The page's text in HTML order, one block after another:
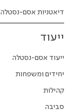
דיאטניות אסם-נסטלה
ייעוד
ייעוד אסם-נסטלה
יחידים ומשפחות
קהילות
סביבה